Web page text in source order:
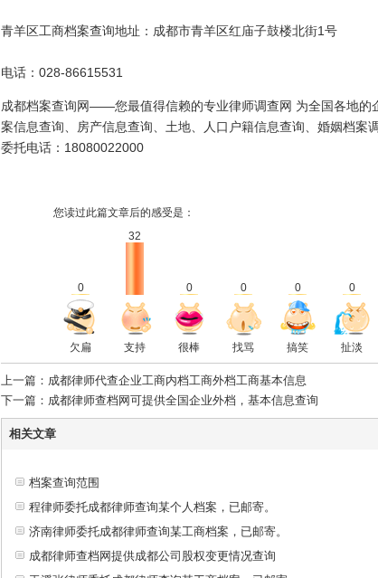
青羊区工商档案查询地址：成都市青羊区红庙子鼓楼北街1号
电话：028-86615531
成都档案查询网——您最值得信赖的专业律师调查网 为全国各地的
案信息查询、房产信息查询、土地、人口户籍信息查询、婚姻档案
委托电话：18080022000
您读过此篇文章后的感受是：
0
32
0 0 0 0
欠扁 支持 很棒 找骂 搞笑 扯淡
上一篇：成都律师代查企业工商内档工商外档工商基本信息
下一篇：成都律师查档网可提供全国企业外档，基本信息查询
相关文章
档案查询范围
程律师委托成都律师查询某个人档案，已邮寄。
济南律师委托成都律师查询某工商档案，已邮寄。
成都律师查档网提供成都公司股权变更情况查询